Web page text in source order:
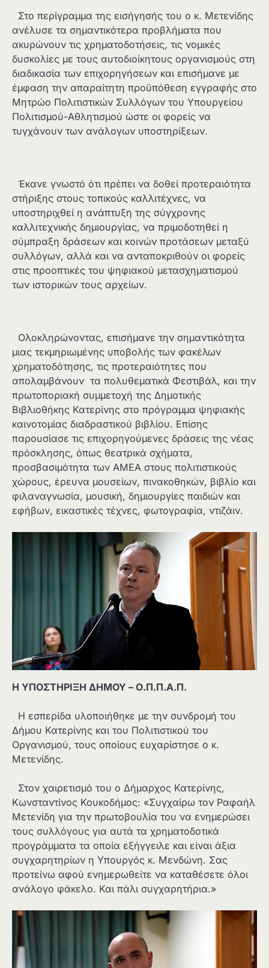
Στο περίγραμμα της εισήγησής του ο κ. Μετενίδης
ανέλυσε τα σημαντικότερα προβλήματα που
ακυρώνουν τις χρηματοδοτήσεις, τις νομικές
δυσκολίες με τους αυτοδιοίκητους οργανισμούς στη
διαδικασία των επιχορηγήσεων και επισήμανε με
έμφαση την απαραίτητη προϋπόθεση εγγραφής στο
Μητρώο Πολιτιστικών Συλλόγων του Υπουργείου
Πολιτισμού-Αθλητισμού ώστε οι φορείς να
τυγχάνουν των ανάλογων υποστηρίξεων.
Έκανε γνωστό ότι πρέπει να δοθεί προτεραιότητα
στήριξης στους τοπικούς καλλιτέχνες, να
υποστηριχθεί η ανάπτυξη της σύγχρονης
καλλιτεχνικής δημιουργίας, να πριμοδοτηθεί η
σύμπραξη δράσεων και κοινών προτάσεων μεταξύ
συλλόγων, αλλά και να ανταποκριθούν οι φορείς
στις προοπτικές του ψηφιακού μετασχηματισμού
των ιστορικών τους αρχείων.
Ολοκληρώνοντας, επισήμανε την σημαντικότητα
μιας τεκμηριωμένης υποβολής των φακέλων
χρηματοδότησης, τις προτεραιότητες που
απολαμβάνουν τα πολυθεματικά Φεστιβάλ, και την
πρωτοποριακή συμμετοχή της Δημοτικής
Βιβλιοθήκης Κατερίνης στο πρόγραμμα ψηφιακής
καινοτομίας διαδραστικού βιβλίου. Επίσης
παρουσίασε τις επιχορηγούμενες δράσεις της νέας
πρόσκλησης, όπως θεατρικά σχήματα,
προσβασιμότητα των ΑΜΕΑ στους πολιτιστικούς
χώρους, έρευνα μουσείων, πινακοθηκών, βιβλίο και
φιλαναγνωσία, μουσική, δημιουργίες παιδιών και
εφήβων, εικαστικές τέχνες, φωτογραφία, ντιζάιν.
Η ΥΠΟΣΤΗΡΙΞΗ ΔΗΜΟΥ – Ο.Π.Π.Α.Π.
Η εσπερίδα υλοποιήθηκε με την συνδρομή του
Δήμου Κατερίνης και του Πολιτιστικού του
Οργανισμού, τους οποίους ευχαρίστησε ο κ.
Μετενίδης.
Στον χαιρετισμό του ο Δήμαρχος Κατερίνης,
Κωνσταντίνος Κουκοδήμος: «Συγχαίρω τον Ραφαήλ
Μετενίδη για την πρωτοβουλία του να ενημερώσει
τους συλλόγους για αυτά τα χρηματοδοτικά
προγράμματα τα οποία εξήγγειλε και είναι άξια
συγχαρητηρίων η Υπουργός κ. Μενδώνη. Σας
προτείνω αφού ενημερωθείτε να καταθέσετε όλοι
ανάλογο φάκελο. Και πάλι συγχαρητήρια.»